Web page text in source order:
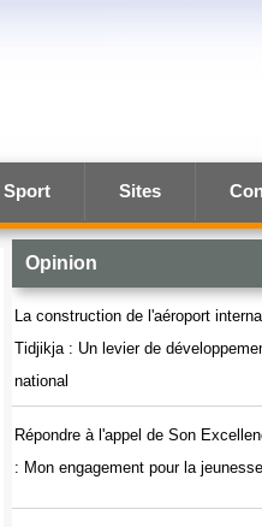
Sport Sites
Opinion
La construction de l'aéroport
Tidjikja : Un levier de
national
Répondre à l'appel de Son
: Mon engagement pour la